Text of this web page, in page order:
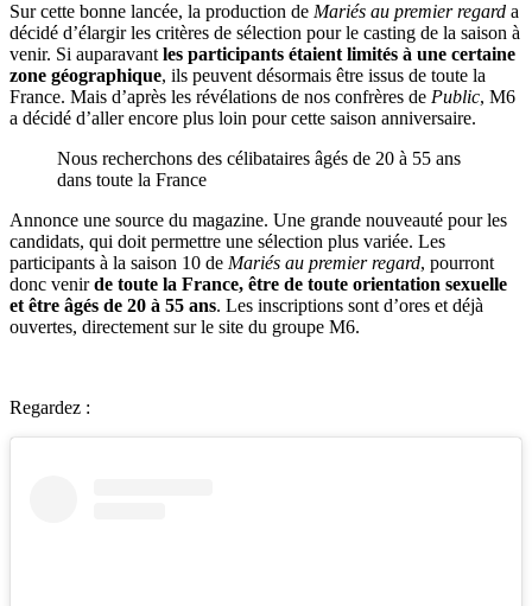
Sur cette bonne lancée, la production de Mariés au premier regard a
décidé d’élargir les critères de sélection pour le casting de la saison à
venir. Si auparavant les participants étaient limités à une certaine
zone géographique, ils peuvent désormais être issus de toute la
France. Mais d’après les révélations de nos confrères de Public, M6
a décidé d’aller encore plus loin pour cette saison anniversaire.
Nous recherchons des célibataires âgés de 20 à 55 ans
dans toute la France
Annonce une source du magazine. Une grande nouveauté pour les
candidats, qui doit permettre une sélection plus variée. Les
participants à la saison 10 de Mariés au premier regard, pourront
donc venirde toute la France, être de toute orientation sexuelle
et être âgés de 20 à 55 ans. Les inscriptions sont d’ores et déjà
ouvertes, directement sur le site du groupe M6.
Regardez :